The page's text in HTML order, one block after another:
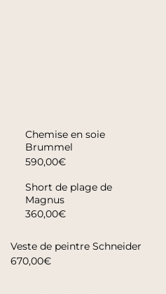
Chemise en soie
Brummel
590,00€
Short de plage de
Magnus
360,00€
Veste de peintre Schneider
670,00€